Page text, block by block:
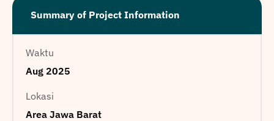
Summary of Project Information
Waktu
Aug 2025
Lokasi
Area Jawa Barat